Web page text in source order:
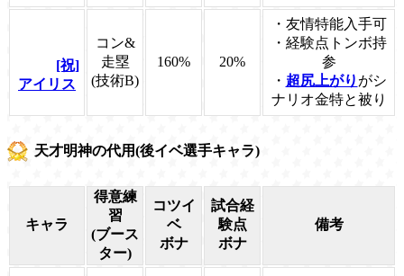
[祝]
アイリス
コン&
走塁
(技術B)
160% 20%
・友情特能入手可
・経験点トンボ持
参
・ 超尻上がり がシ
ナリオ金特と被り
天才明神の代用(後イベ選手キャラ)
キャラ
得意練
習
(ブース
ター)
コツイ
ベ
ボナ
試合経
験点
ボナ
備考